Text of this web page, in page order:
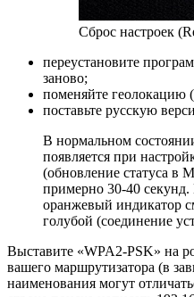
Сброс настроек
переустановите
заново;
поменяйте геолокацию
поставьте русскую
В нормальном
появляется при
(обновление статуса в
примерно 30-40
оранжевый индикатор
голубой (соединение
Выставите «WPA2-PSK» на
вашего маршрутизатора (в
наименования могут